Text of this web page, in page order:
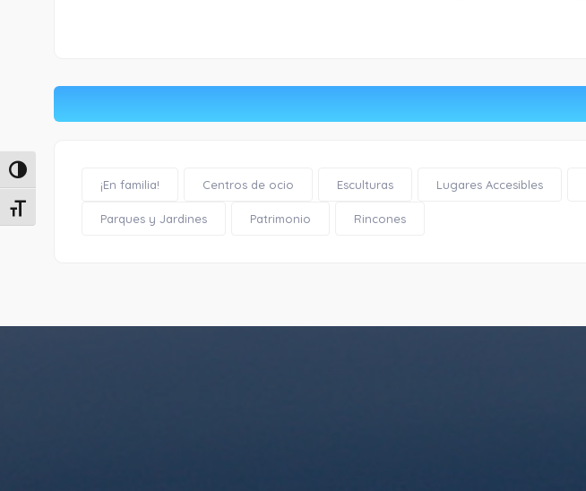
Alternar alto contraste
Alternar tamaño de letra
¡En familia! Centros de ocio Esculturas Lugares Accesibles
Parques y Jardines Patrimonio Rincones